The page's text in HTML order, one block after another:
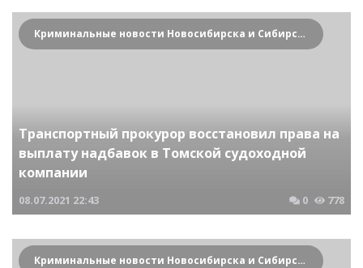
Криминальные новости Новосибирска и Сибирского региона
Транспортный прокурор восстановил права на
выплату надбавок в Томской судоходной
компании
08.07.2021 22:43 0 778
Криминальные новости Новосибирска и Сибирского региона